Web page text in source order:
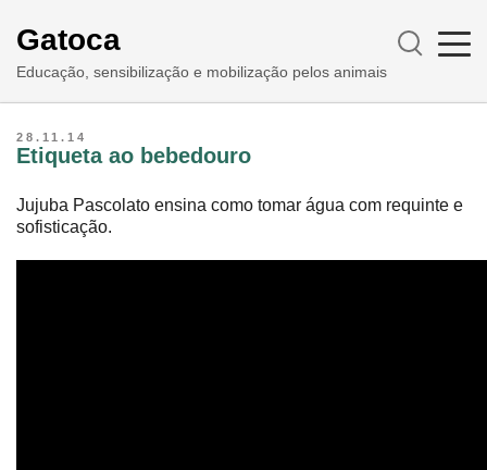
Gatoca
Educação, sensibilização e mobilização pelos animais
28.11.14
Etiqueta ao bebedouro
Jujuba Pascolato ensina como tomar água com requinte e
sofisticação.